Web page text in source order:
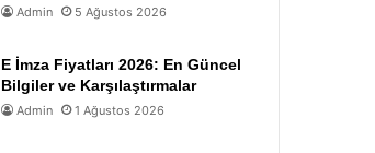
Admin 5 Ağustos 2026
E İmza Fiyatları 2026: En Güncel
Bilgiler ve Karşılaştırmalar
Admin 1 Ağustos 2026